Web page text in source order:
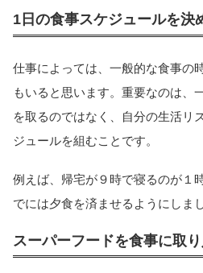
1日の食事スケジュールを決
仕事によっては、一般的な食事の
もいると思います。重要なのは、
を取るのではなく、自分の生活リ
ジュールを組むことです。
例えば、帰宅が９時で寝るのが１
でには夕食を済ませるようにしま
スーパーフードを食事に取